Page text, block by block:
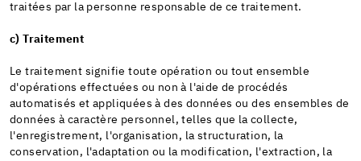
traitées par la personne responsable de ce traitement.
c) Traitement
Le traitement signifie toute opération ou tout ensemble
d'opérations effectuées ou non à l'aide de procédés
automatisés et appliquées à des données ou des ensembles de
données à caractère personnel, telles que la collecte,
l'enregistrement, l'organisation, la structuration, la
conservation, l'adaptation ou la modification, l'extraction, la